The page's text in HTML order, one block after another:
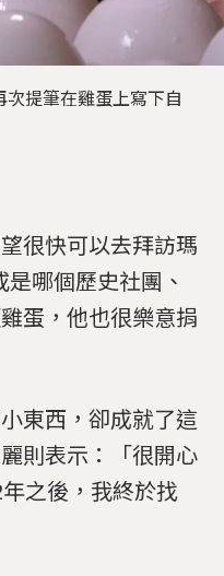
提筆在雞蛋上寫下自
很快可以去拜訪瑪
是哪個歷史社團、
蛋，他也很樂意捐
東西，卻成就了這
則表示：「很開心
之後，我終於找